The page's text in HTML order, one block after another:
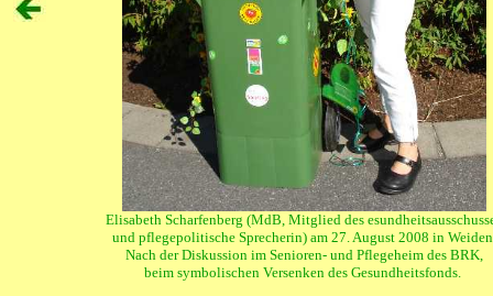
Elisabeth Scharfenberg (MdB, Mitglied des
und pflegepolitische Sprecherin) am 27. August 2008 in
Nach der Diskussion im Senioren- und Pflegeheim des BRK,
beim symbolischen Versenken des Gesundheitsfonds.